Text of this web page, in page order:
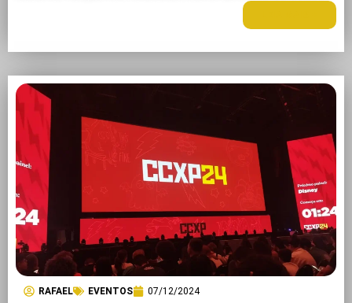
RAFAEL EVENTOS 07/12/2024